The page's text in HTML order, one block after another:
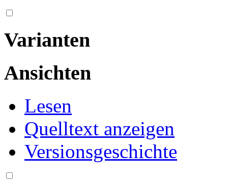
Varianten
Ansichten
Lesen
Quelltext anzeigen
Versionsgeschichte